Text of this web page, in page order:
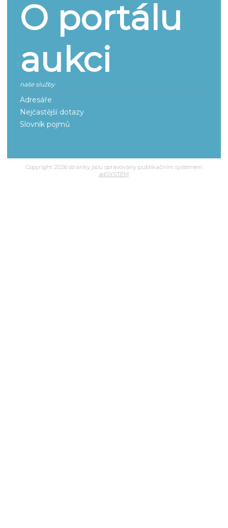
O portálu
aukci
naše služby
Adresáře
Nejčastější dotazy
Slovník pojmů
Copyright 2026 stránky jsou spravovány publikačním systémem
adSYSTEM